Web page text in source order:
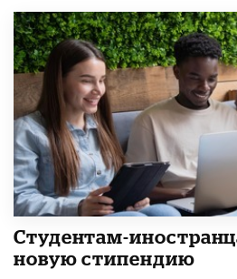
Студентам-
новую стипендию